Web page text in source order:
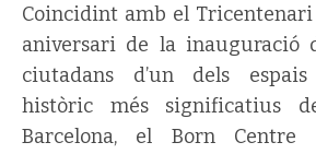
Coincidint amb el
aniversari de la inauguració
ciutadans d’un dels
històric més significatius
Barcelona, el Born Centre